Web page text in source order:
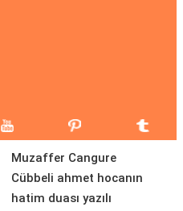
Muzaffer Cangure
Cübbeli ahmet hocanın
hatim duası yazılı